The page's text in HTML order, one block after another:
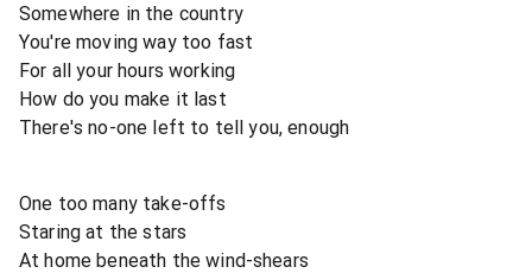
Somewhere in the country
You're moving way too fast
For all your hours working
How do you make it last
There's no-one left to tell you, enough
One too many take-offs
Staring at the stars
At home beneath the wind-shears